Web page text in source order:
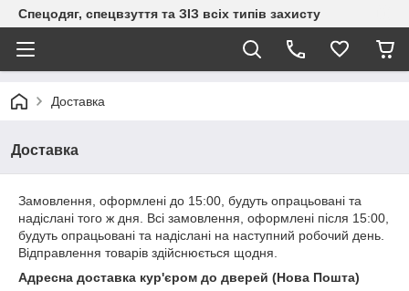
Спецодяг, спецвзуття та ЗІЗ всіх типів захисту
Доставка
Доставка
Замовлення, оформлені до 15:00, будуть опрацьовані та
надіслані того ж дня. Всі замовлення, оформлені після 15:00,
будуть опрацьовані та надіслані на наступний робочий день.
Відправлення товарів здійснюється щодня.
Адресна доставка кур'єром до дверей (Нова Пошта)